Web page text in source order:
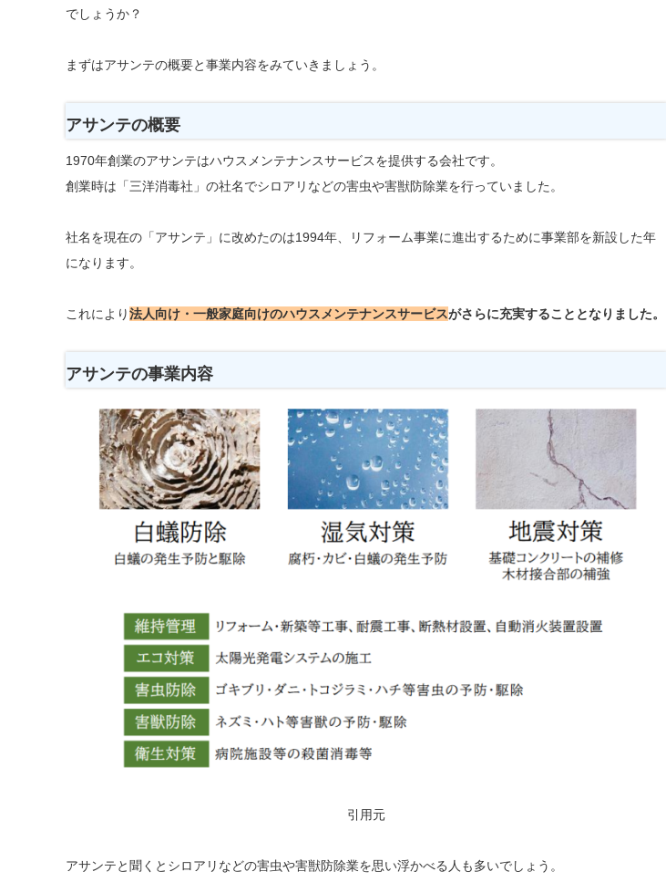
でしょうか？
まずはアサンテの概要と事業内容をみていきましょう。
アサンテの概要
1970年創業のアサンテはハウスメンテナンスサービスを提供する会社です。
創業時は「三洋消毒社」の社名でシロアリなどの害虫や害獣防除業を行っていました。
社名を現在の「アサンテ」に改めたのは1994年、リフォーム事業に進出するために事業部を新設した年
になります。
これにより法人向け・一般家庭向けのハウスメンテナンスサービスがさらに充実することとなりました。
アサンテの事業内容
引用元
アサンテと聞くとシロアリなどの害虫や害獣防除業を思い浮かべる人も多いでしょう。